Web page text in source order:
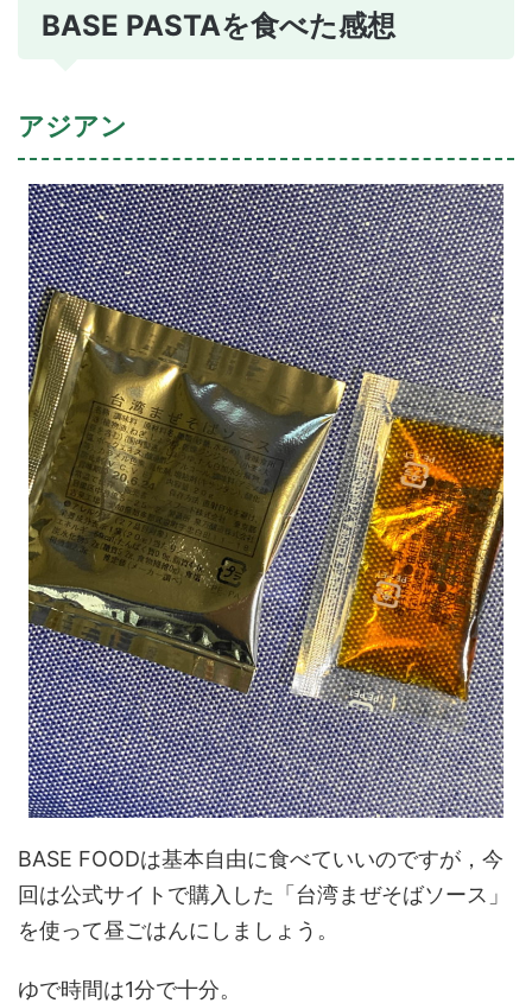
BASE PASTAを食べた感想
アジアン
BASE FOODは基本自由に食べていいのですが，今
回は公式サイトで購入した「台湾まぜそばソース」
を使って昼ごはんにしましょう。
ゆで時間は1分で十分。